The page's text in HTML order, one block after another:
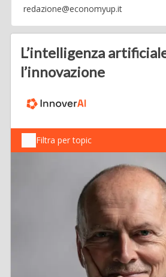
redazione@economyup.it
L’intelligenza
l’innovazione
Filtra per topic